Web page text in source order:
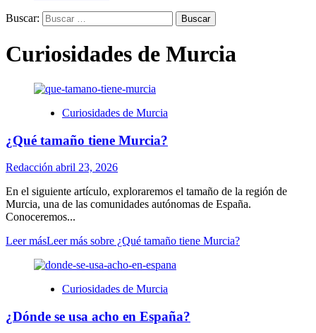
Buscar:
Curiosidades de Murcia
Curiosidades de Murcia
¿Qué tamaño tiene Murcia?
Redacción abril 23, 2026
En el siguiente artículo, exploraremos el tamaño de la región de
Murcia, una de las comunidades autónomas de España.
Conoceremos...
Leer másLeer más sobre ¿Qué tamaño tiene Murcia?
Curiosidades de Murcia
¿Dónde se usa acho en España?